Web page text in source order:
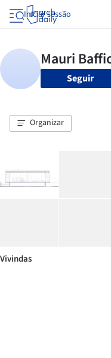
Iniciar sessão
Seguir
Organizar
Vivindas